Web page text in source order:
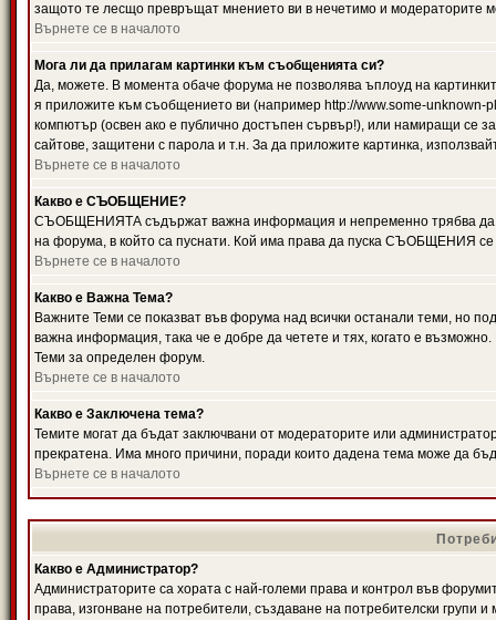
защото те лесщо превръщат мнението ви в нечетимо и модераторите
Върнете се в началото
Мога ли да прилагам картинки към съобщенията си?
Да, можете. В момента обаче форума не позволява ъплоуд на
я приложите към съобщението ви (например http://www.some-
компютър (освен ако е публично достъпен сървър!), или намиращи се
сайтове, защитени с парола и т.н. За да приложите картинка,
Върнете се в началото
Какво е СЪОБЩЕНИЕ?
СЪОБЩЕНИЯТА съдържат важна информация и непременно трябва да
на форума, в който са пуснати. Кой има права да пуска СЪОБЩЕНИЯ се
Върнете се в началото
Какво е Важна Тема?
Важните Теми се показват във форума над всички останали теми,
важна информация, така че е добре да четете и тях, когато е
Теми за определен форум.
Върнете се в началото
Какво е Заключена тема?
Темите могат да бъдат заключвани от модераторите или
прекратена. Има много причини, поради които дадена тема може да
Върнете се в началото
Какво е Администратор?
Администраторите са хората с най-големи права и контрол във
права, изгонване на потребители, създаване на потребителски групи